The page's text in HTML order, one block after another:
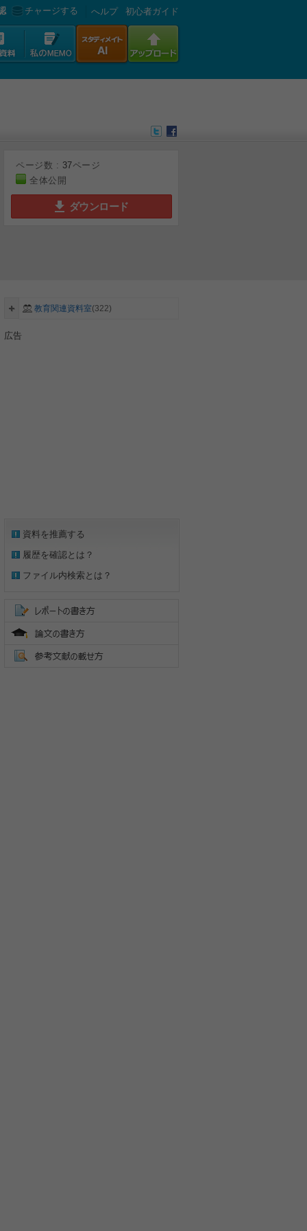
チャージする へルプ 初心者ガイド
ページ数 : 37ページ
全体公開
ダウンロード
教育関連資料室(322)
広告
資料を推薦する
履歴を確認とは？
ファイル内検索とは？